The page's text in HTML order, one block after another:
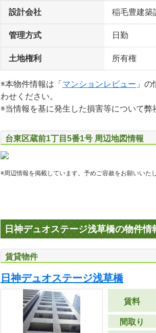
設計会社 稲毛豊建築
管理方式 日勤
土地権利 所有権
※本物件情報は「 マンションレビュー 」
わせください。
※当情報を基に発生した損害等について弊
台東区蔵前1丁目5番1号 周辺地図情報
※周辺情報を掲載しています。予めご容赦をお願いいたし
日神デュオステージ浅草橋の物件情
賃貸物件
日神デュオステージ浅草橋
賃料
間取り